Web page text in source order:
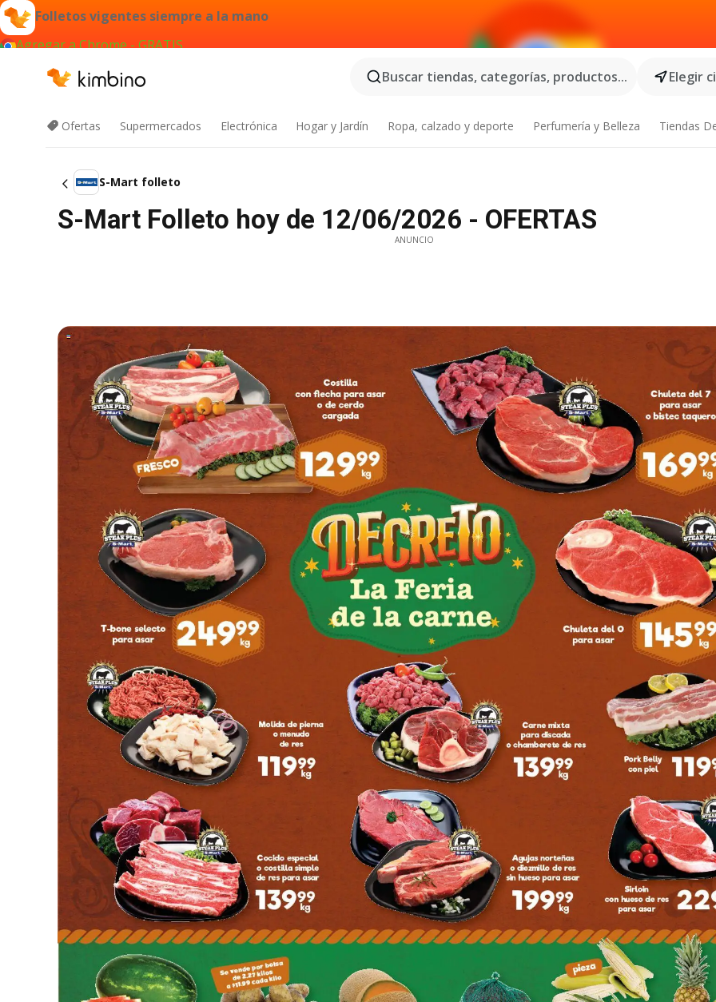
Folletos vigentes siempre a la mano
Agregar a Chrome - GRATIS
Buscar tiendas, categorías, productos...
Elegir
Ofertas Supermercados Electrónica Hogar y Jardín Ropa, calzado y deporte Perfumería y Belleza Tiendas
S-Mart folleto
S-Mart Folleto hoy de 12/06/2026 - OFERTAS
ANUNCIO